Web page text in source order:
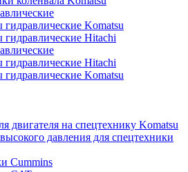
гидравлические Komatsu
гидравлические Hitachi
гидравлические Hitachi
гидравлические Komatsu
двигателя на спецтехнику Komatsu
давления для спецтехники
Cummins